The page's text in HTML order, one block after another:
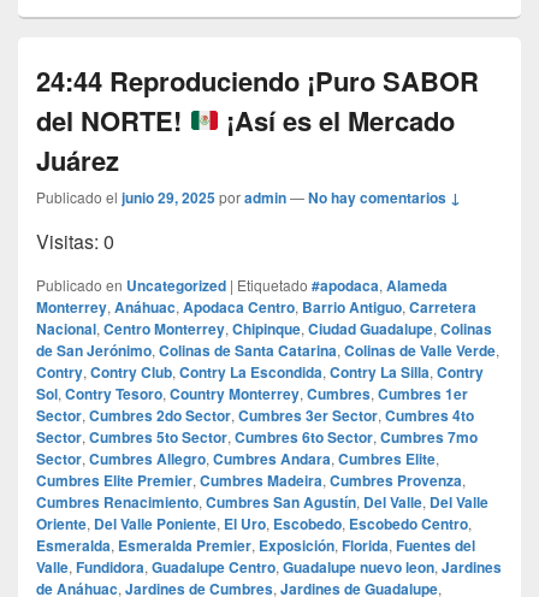
24:44 Reproduciendo ¡Puro SABOR
del NORTE!
¡Así es el Mercado
Juárez
Publicado el junio 29, 2025poradmin—No hay comentarios ↓
Visitas: 0
Publicado en Uncategorized | Etiquetado #apodaca, Alameda
Monterrey, Anáhuac, Apodaca Centro, Barrio Antiguo, Carretera
Nacional, Centro Monterrey, Chipinque, Ciudad Guadalupe, Colinas
de San Jerónimo, Colinas de Santa Catarina, Colinas de Valle Verde,
Contry, Contry Club, Contry La Escondida, Contry La Silla, Contry
Sol, Contry Tesoro, Country Monterrey, Cumbres, Cumbres 1er
Sector, Cumbres 2do Sector, Cumbres 3er Sector, Cumbres 4to
Sector, Cumbres 5to Sector, Cumbres 6to Sector, Cumbres 7mo
Sector, Cumbres Allegro, Cumbres Andara, Cumbres Elite,
Cumbres Elite Premier, Cumbres Madeira, Cumbres Provenza,
Cumbres Renacimiento, Cumbres San Agustín, Del Valle, Del Valle
Oriente, Del Valle Poniente, El Uro, Escobedo, Escobedo Centro,
Esmeralda, Esmeralda Premier, Exposición, Florida, Fuentes del
Valle, Fundidora, Guadalupe Centro, Guadalupe nuevo leon, Jardines
de Anáhuac, Jardines de Cumbres, Jardines de Guadalupe,